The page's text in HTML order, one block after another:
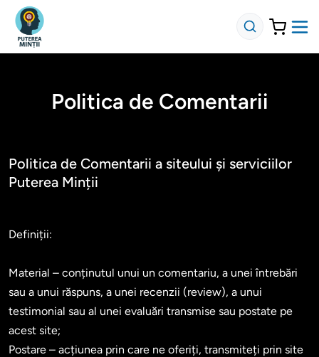
Politica de Comentarii
Politica de Comentarii a siteului și serviciilor
Puterea Minții
Definiții:
Material – conținutul unui un comentariu, a unei întrebări
sau a unui răspuns, a unei recenzii (review), a unui
testimonial sau al unei evaluări transmise sau postate pe
acest site;
Postare – acțiunea prin care ne oferiți, transmiteți prin site